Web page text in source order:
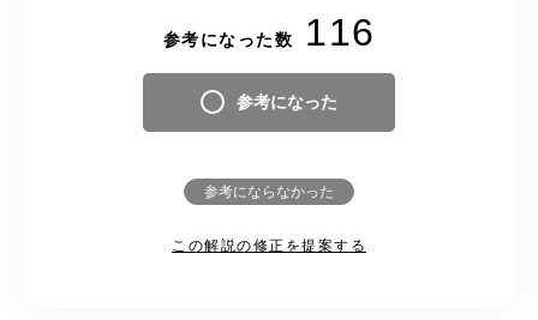
参考になった数 116
参考になった
参考にならなかった
この解説の修正を提案する